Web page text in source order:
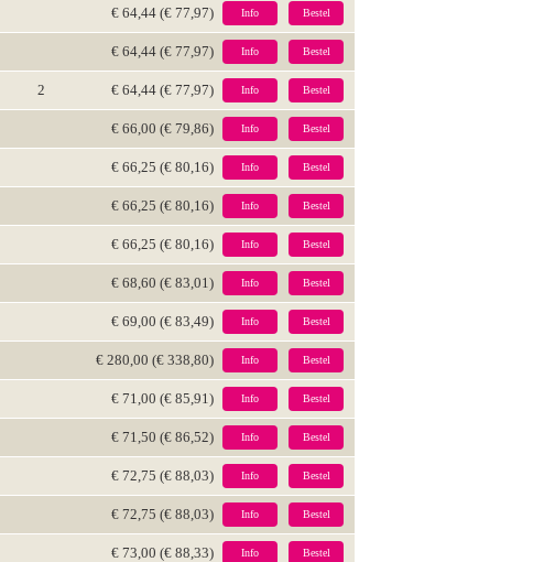
€ 64,44 (€ 77,97) Info Bestel
€ 64,44 (€ 77,97) Info Bestel
2 € 64,44 (€ 77,97) Info Bestel
€ 66,00 (€ 79,86) Info Bestel
€ 66,25 (€ 80,16) Info Bestel
€ 66,25 (€ 80,16) Info Bestel
€ 66,25 (€ 80,16) Info Bestel
€ 68,60 (€ 83,01) Info Bestel
€ 69,00 (€ 83,49) Info Bestel
€ 280,00 (€ 338,80) Info Bestel
€ 71,00 (€ 85,91) Info Bestel
€ 71,50 (€ 86,52) Info Bestel
€ 72,75 (€ 88,03) Info Bestel
€ 72,75 (€ 88,03) Info Bestel
€ 73,00 (€ 88,33) Info Bestel